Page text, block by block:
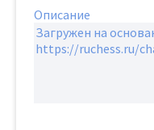
Описание